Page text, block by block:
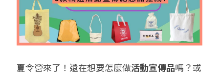
➢杯袋/餐具袋
➢野餐墊
➢尼龍&牛津布袋
➢配件介紹
➢常見Q&A
LINE@客服
夏令營來了！還在想要怎麼做活動宣傳品嗎？或